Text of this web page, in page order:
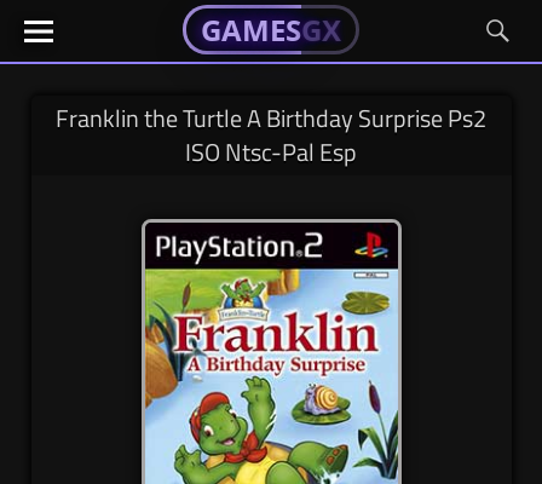
Skip
GAMESGX
El
portal
GAMESGX
GAMESGX
El
portal
Franklin the Turtle A Birthday Surprise Ps2
ISO Ntsc-Pal Esp